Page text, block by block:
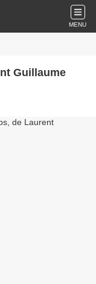
MENU
Guillaume